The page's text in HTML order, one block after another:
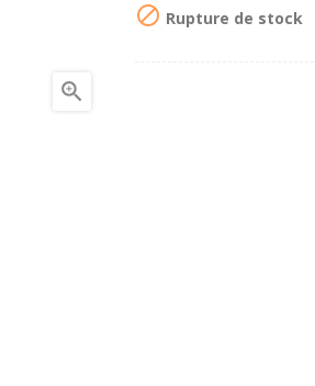

 Rupture de stock